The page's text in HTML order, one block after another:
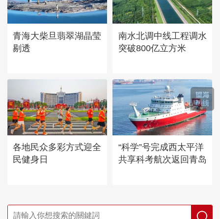
青海大柴旦翡翠湖晶莹
剔透
南水北调中线工程调水
突破800亿立方米
各地民众多彩方式迎全
民健身日
“科学”号完成西太平洋
共享科考航次返回青岛